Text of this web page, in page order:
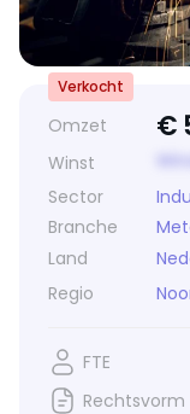
Omzet €
Winst
Sector
Branche
Land
Regio
Verkocht
FTE
Rechtsvorm